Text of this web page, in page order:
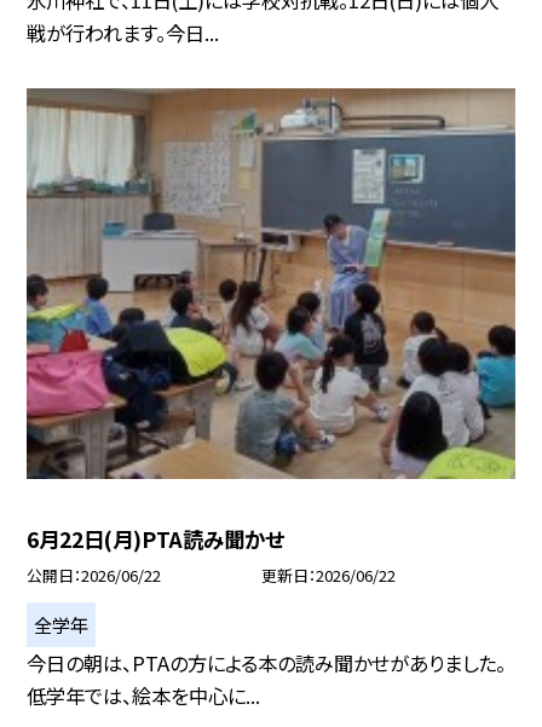
戦が行われます。今日...
6月22日(月)PTA読み聞かせ
公開日 2026/06/22 更新日 2026/06/22
全学年
今日の朝は、PTAの方による本の読み聞かせがありました。
低学年では、絵本を中心に...